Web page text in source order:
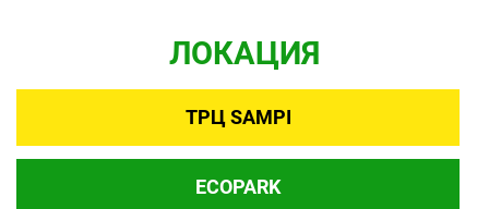
ЛОКАЦИЯ
ТРЦ SAMPI
ECOPARK